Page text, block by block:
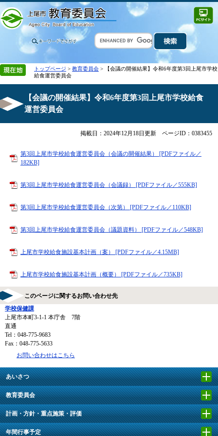
トップページ > 教育委員会 > 【会議の開催結果】令和6年度第3回上尾市学校
給食運営委員会
【会議の開催結果】令和6年度第3回上尾市学校給食
運営委員会
掲載日：2024年12月18日更新 ページID：0383455
第3回上尾市学校給食運営委員会（会議の開催結果） [PDFファイル／
182KB]
第3回上尾市学校給食運営委員会（会議録） [PDFファイル／555KB]
第3回上尾市学校給食運営委員会（次第） [PDFファイル／110KB]
第3回上尾市学校給食運営委員会（議題資料） [PDFファイル／548KB]
上尾市学校給食施設基本計画（案） [PDFファイル／4.15MB]
上尾市学校給食施設基本計画（概要） [PDFファイル／735KB]
このページに関するお問い合わせ先
学校保健課
上尾市本町3-1-1 本庁舎 7階
直通
Tel：048-775-9683
Fax：048-775-5633
お問い合わせはこちら
あいさつ
教育委員会
計画・方針・重点施策・評価
年間行事予定